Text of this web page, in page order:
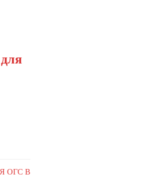
ОГС В